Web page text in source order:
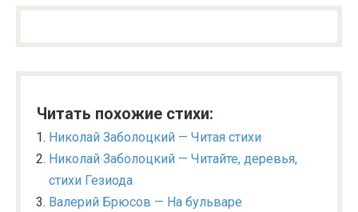
Читать похожие стихи:
Николай Заболоцкий — Читая стихи
Николай Заболоцкий — Читайте, деревья,
стихи Гезиода
Валерий Брюсов — На бульваре